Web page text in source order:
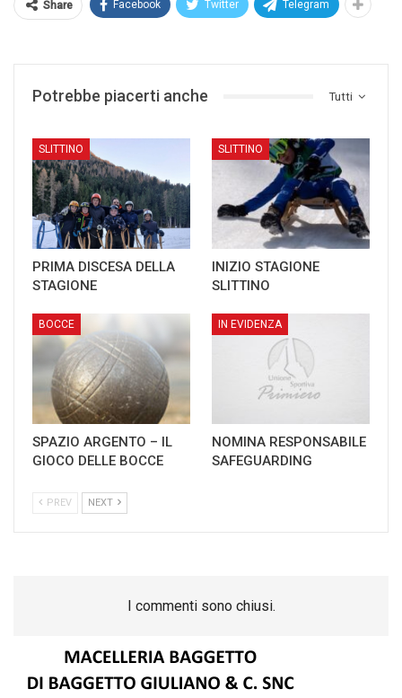
Share Facebook Twitter Telegram
Tutti
Potrebbe piacerti anche
SLITTINO
PRIMA DISCESA DELLA
STAGIONE
SLITTINO
INIZIO STAGIONE
SLITTINO
BOCCE
SPAZIO ARGENTO – IL
GIOCO DELLE BOCCE
IN EVIDENZA
NOMINA RESPONSABILE
SAFEGUARDING
PREV NEXT
I commenti sono chiusi.